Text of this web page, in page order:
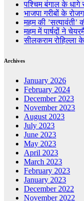
पश्चिम बंगाल के धागे
भाजपा गरीबों के
महम की ’सत्यावंती’
महम में पार्षदों ने
सीलकराम रोहिल्ला
Archives
January 2026
February 2024
December 2023
November 2023
August 2023
July 2023
June 2023
May 2023
April 2023
March 2023
February 2023
January 2023
December 2022
November 2022